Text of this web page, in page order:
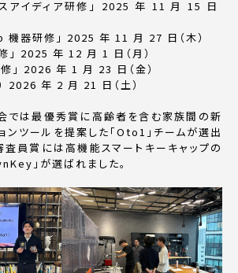
アイディア研修」 2025 年 11 月 15 日
機器研修」 2025 年 11 月 27 日（木）
」 2025 年 12 月 1 日（月）
」 2026 年 1 月 23 日（金）
2026 年 2 月 21 日（土）
では最優秀賞に高齢者を含む家族間の新
ンツール を提案した「Oto1 」チームが選出
査員賞には高機能スマートキー キャップの
」が選ばれました。